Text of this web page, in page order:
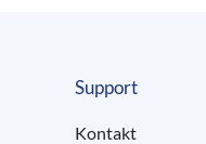
Support
Kontakt